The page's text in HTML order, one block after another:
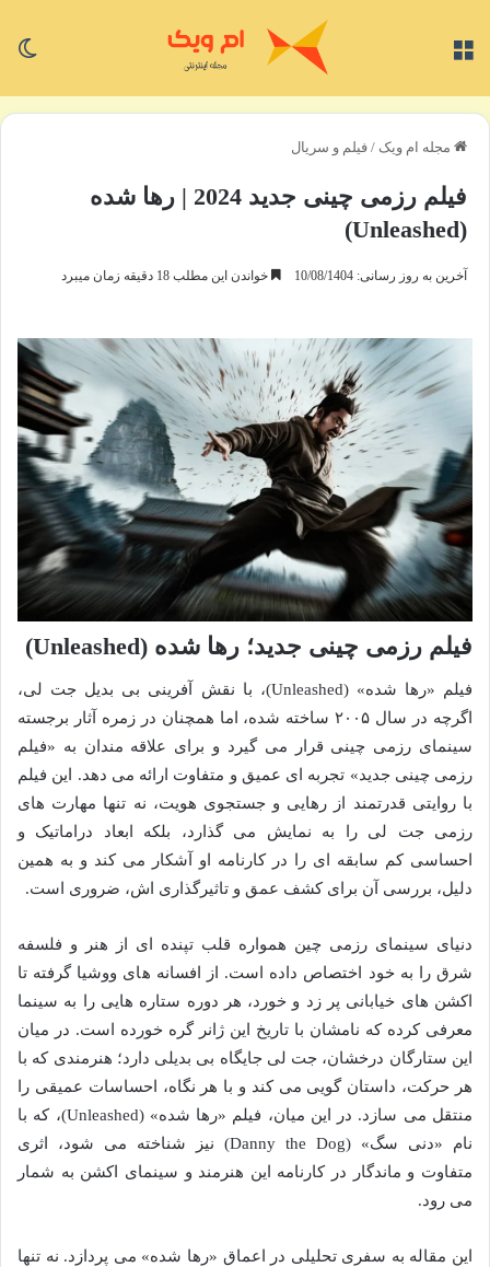
مجله ام ویک / فیلم و سریال
فیلم رزمی چینی جدید 2024 | رها شده
(Unleashed)
آخرین به روز رسانی: 10/08/1404 خواندن این مطلب 18 دقیقه زمان میبرد
فیلم رزمی چینی جدید؛ رها شده (Unleashed)
فیلم «رها شده» (Unleashed)، با نقش آفرینی بی بدیل جت لی،
اگرچه در سال ۲۰۰۵ ساخته شده، اما همچنان در زمره آثار برجسته
سینمای رزمی چینی قرار می گیرد و برای علاقه مندان به «فیلم
رزمی چینی جدید» تجربه ای عمیق و متفاوت ارائه می دهد. این فیلم
با روایتی قدرتمند از رهایی و جستجوی هویت، نه تنها مهارت های
رزمی جت لی را به نمایش می گذارد، بلکه ابعاد دراماتیک و
احساسی کم سابقه ای را در کارنامه او آشکار می کند و به همین
دلیل، بررسی آن برای کشف عمق و تاثیرگذاری اش، ضروری است.
دنیای سینمای رزمی چین همواره قلب تپنده ای از هنر و فلسفه
شرق را به خود اختصاص داده است. از افسانه های ووشیا گرفته تا
اکشن های خیابانی پر زد و خورد، هر دوره ستاره هایی را به سینما
معرفی کرده که نامشان با تاریخ این ژانر گره خورده است. در میان
این ستارگان درخشان، جت لی جایگاه بی بدیلی دارد؛ هنرمندی که با
هر حرکت، داستان گویی می کند و با هر نگاه، احساسات عمیقی را
منتقل می سازد. در این میان، فیلم «رها شده» (Unleashed)، که با
نام «دنی سگ» (Danny the Dog) نیز شناخته می شود، اثری
متفاوت و ماندگار در کارنامه این هنرمند و سینمای اکشن به شمار
می رود.
این مقاله به سفری تحلیلی در اعماق «رها شده» می پردازد. نه تنها